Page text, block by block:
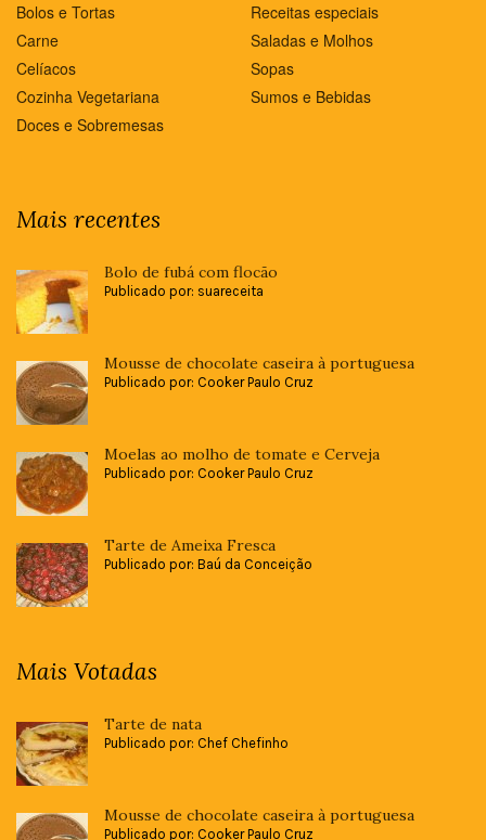
Bolos e Tortas
Carne
Celíacos
Cozinha Vegetariana
Doces e Sobremesas
Receitas especiais
Saladas e Molhos
Sopas
Sumos e Bebidas
Mais recentes
Bolo de fubá com flocão
Publicado por: suareceita
Mousse de chocolate caseira à portuguesa
Publicado por: Cooker Paulo Cruz
Moelas ao molho de tomate e Cerveja
Publicado por: Cooker Paulo Cruz
Tarte de Ameixa Fresca
Publicado por: Baú da Conceição
Mais Votadas
Tarte de nata
Publicado por: Chef Chefinho
Mousse de chocolate caseira à portuguesa
Publicado por: Cooker Paulo Cruz